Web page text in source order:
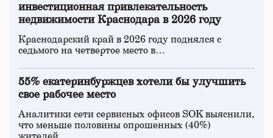
инвестиционная привлекательность
недвижимости Краснодара в 2026 году
Краснодарский край в 2026 году поднялся с
седьмого на четвертое место в…
55% екатеринбуржцев хотели бы улучшить
свое рабочее место
Аналитики сети сервисных офисов SOK выяснили,
что меньше половины опрошенных (40%)